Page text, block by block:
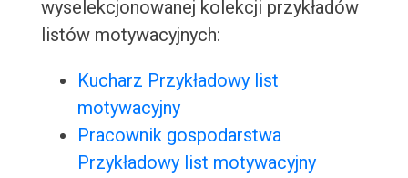
wyselekcjonowanej kolekcji przykładów
listów motywacyjnych:
Kucharz Przykładowy list
motywacyjny
Pracownik gospodarstwa
Przykładowy list motywacyjny